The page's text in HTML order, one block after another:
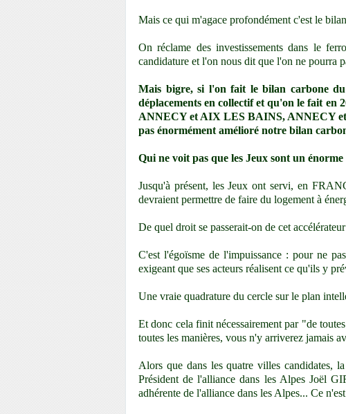
Mais ce qui m'agace profondément c'est le
On réclame des investissements dans le
candidature et l'on nous dit que l'on ne pourra
Mais bigre, si l'on fait le bilan carbone du
déplacements en collectif et qu'on le fait en
ANNECY et AIX LES BAINS, ANNECY
pas énormément amélioré notre bilan
Qui ne voit pas que les Jeux sont un
Jusqu'à présent, les Jeux ont servi, en
devraient permettre de faire du logement à
De quel droit se passerait-on de cet
C'est l'égoïsme de l'impuissance : pour ne
exigeant que ses acteurs réalisent ce qu'ils y
Une vraie quadrature du cercle sur le plan
Et donc cela finit nécessairement par "de
toutes les manières, vous n'y arriverez jamais
Alors que dans les quatre villes candidates,
Président de l'alliance dans les Alpes Joël
adhérente de l'alliance dans les Alpes... Ce